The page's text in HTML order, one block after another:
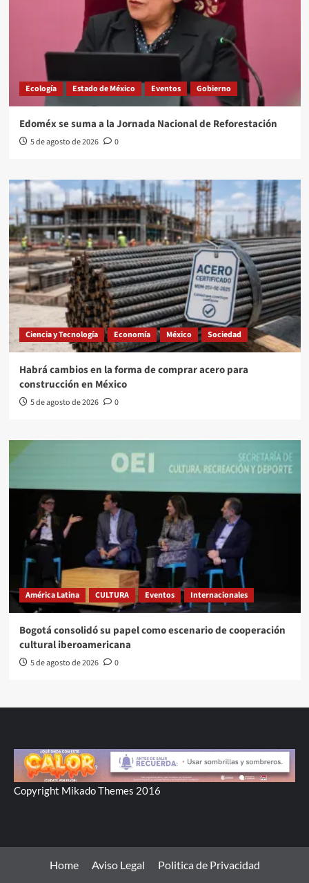
Ecología Estado de México Eventos Gobierno
Edoméx se suma a la Jornada Nacional de Reforestación
5 de agosto de 2026 0
Ciencia y Tecnología Economía México Sociedad
Habrá cambios en la forma de comprar acero para
construcción en México
5 de agosto de 2026 0
América Latina CULTURA Eventos Internacionales
Bogotá consolidó su papel como escenario de cooperación
cultural iberoamericana
5 de agosto de 2026 0
Copyright Mikado Themes 2016
Home Aviso Legal Politica de Privacidad